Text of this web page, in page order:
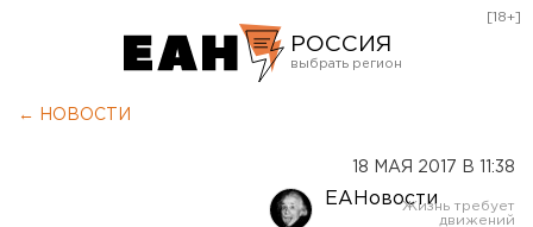
РОССИЯ
[18+]
← НОВОСТИ
18 МАЯ 2017 В 11:38
ЕАНовости